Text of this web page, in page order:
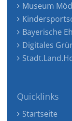
Museum
Bayerische
Digitales
Quicklinks
Startseite